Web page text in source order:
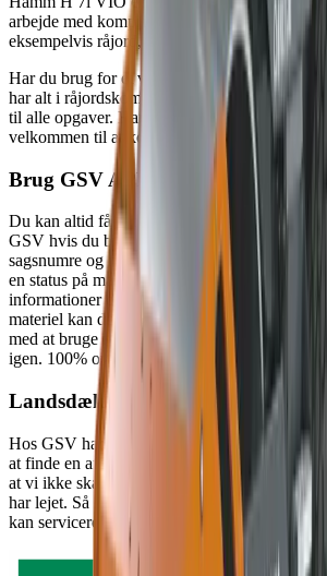
arbejde med komprimering af forskellige
eksempelvis råjord, ral eller meget andet.
Har du brug for et valsetog, der kan klare
har alt i råjordskompaktorer, tromler og
til alle opgaver. Har du spørgsmål til vores
velkommen til at kontakte os.
Brug GSV APP
Du kan altid få et totalt overblik over det
GSV hvis du bruger vores app. Du kan søge
sagsnumre og markere dine byggesager som
en status på materiellet på dine byggesites.
informationer om de enkelte maskiner og skal
materiel kan du nemt og hurtigt booke via
med at bruge materiellet er det lige så hurtigt
igen. 100% overblik på mobilen - det er smart.
Landsdækkende service
Hos GSV har vi afdelinger i hele landet,
at finde en afdeling tæt på dig og dit projekt,
at vi ikke skal så langt, hvis vi skal have
har lejet. Så spilder vi ikke kostbar tid på dit
kan servicere dig.